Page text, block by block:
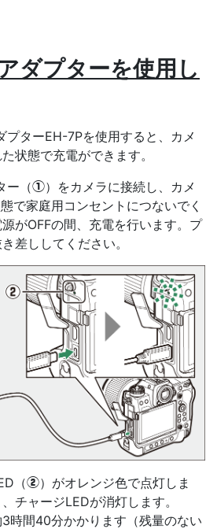
ダプターを使用し
プターEH-7Pを使用すると、カメ
状態で充電ができます。
ー（q）をカメラに接続し、カメ
で家庭用コンセントにつないでく
がOFFの間、充電を行います。プ
差ししてください。
（w）がオレンジ色で点灯しま
チャージLEDが消灯します。
時間40分かかります（残量のない